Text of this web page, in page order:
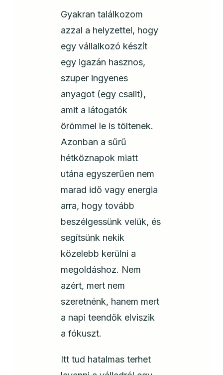
Gyakran találkozom
azzal a helyzettel, hogy
egy vállalkozó készít
egy igazán hasznos,
szuper ingyenes
anyagot (egy csalit),
amit a látogatók
örömmel le is töltenek.
Azonban a sűrű
hétköznapok miatt
utána egyszerűen nem
marad idő vagy energia
arra, hogy tovább
beszélgessünk velük, és
segítsünk nekik
közelebb kerülni a
megoldáshoz. Nem
azért, mert nem
szeretnénk, hanem mert
a napi teendők elviszik
a fókuszt.
Itt tud hatalmas terhet